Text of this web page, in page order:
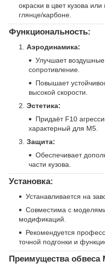
окраски в цвет кузова
глянце/карбоне.
Функциональность:
Аэродинамика:
Улучшает
сопротивление.
Повышает
высокой скорости.
Эстетика:
Придаёт F10
характерный для M5.
Защита:
Обеспечивает
части кузова.
Установка:
Устанавливается на
Совместима с
модификаций.
Рекомендуется
точной подгонки и
Преимущества обвеса